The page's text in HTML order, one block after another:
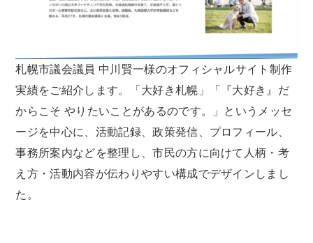
札幌市議会議員 中川賢一様のオフィシャルサイト制作
実績をご紹介します。「大好き札幌」「『大好き』だ
からこそ やりたいことがあるのです。」というメッセ
ージを中心に、活動記録、政策発信、プロフィール、
事務所案内などを整理し、市民の方に向けて人柄・考
え方・活動内容が伝わりやすい構成でデザインしまし
た。